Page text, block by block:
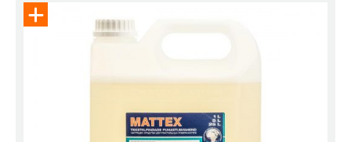
Eemalda toode päringukorvist